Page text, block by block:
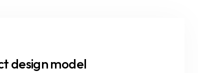
design model